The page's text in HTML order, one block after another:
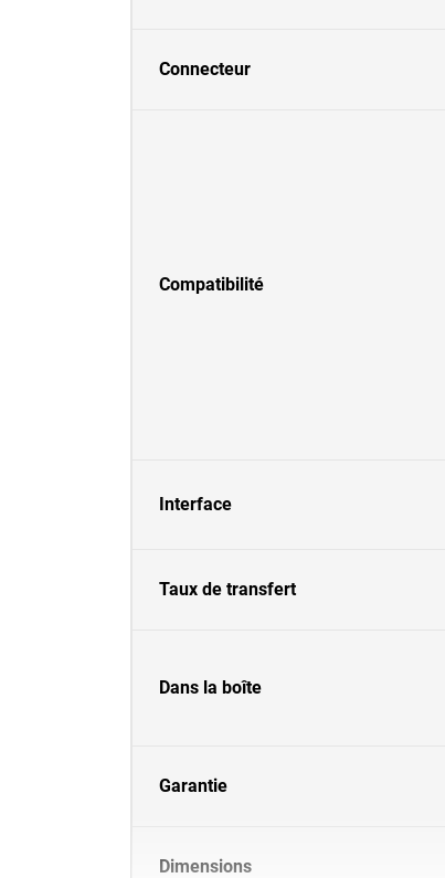
Connecteur
Compatibilité
Interface
Taux de transfert
Dans la boîte
Garantie
Dimensions